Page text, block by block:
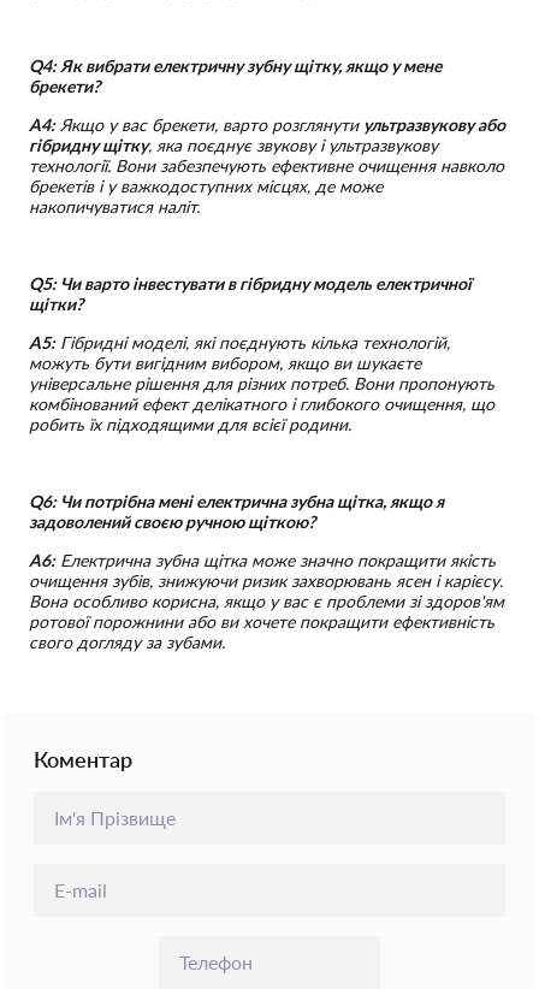
Q4: Як вибрати електричну зубну щітку, якщо у мене
брекети?
A4:Якщо у вас брекети, варто розглянути ультразвукову або
гібридну щітку, яка поєднує звукову і ультразвукову
технології. Вони забезпечують ефективне очищення навколо
брекетів і у важкодоступних місцях, де може
накопичуватися наліт.
Q5: Чи варто інвестувати в гібридну модель електричної
щітки?
A5:Гібридні моделі, які поєднують кілька технологій,
можуть бути вигідним вибором, якщо ви шукаєте
універсальне рішення для різних потреб. Вони пропонують
комбінований ефект делікатного і глибокого очищення, що
робить їх підходящими для всієї родини.
Q6: Чи потрібна мені електрична зубна щітка, якщо я
задоволений своєю ручною щіткою?
A6:Електрична зубна щітка може значно покращити якість
очищення зубів, знижуючи ризик захворювань ясен і карієсу.
Вона особливо корисна, якщо у вас є проблеми зі здоров'ям
ротової порожнини або ви хочете покращити ефективність
свого догляду за зубами.
Коментар